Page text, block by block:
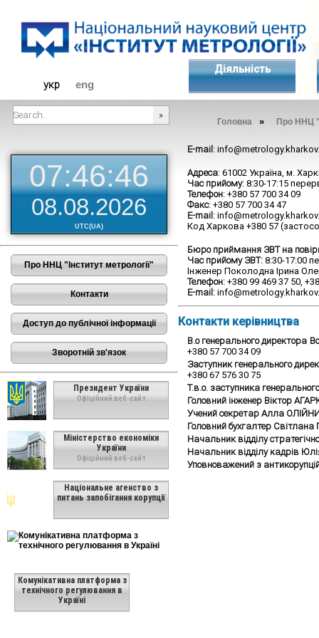
укр eng
Діяльність
Головна » Про ННЦ
07:46:46
08.08.2026
UTC(UA)
Про ННЦ "Інститут метрології"
Контакти
Доступ до публічної інформації
Зворотній зв'язок
Президент України
Офіційний веб-сайт
Міністерство економіки
України
Офіційний веб-сайт
Національне агенство з
питань запобігання корупції
Комунікативна платформа з
технічного регулювання в
Україні
E-mail :
Адреса: 61002 Україна, м.
Час прийому: 8:30-17:15
Телефон: +380 57 700 34 09
Факс: +380 57 700 34 47
E-mail :
Код Харкова +380 57
Бюро приймання ЗВТ на
Час прийому ЗВТ: 8:30-17:00
Інженер Поколодна Ірина
Телефон: +380 99 469 37 50,
E-mail:
Контакти керівництва
В.о генерального директора
+380 57 700 34 09
Заступник генерального
+380 67 576 30 75
Т.в.о. заступника
Головний інженер Віктор
Учений секретар Алла
Головний бухгалтер Світлана
Начальник відділу
Начальник відділу кадрів
Уповноважений з